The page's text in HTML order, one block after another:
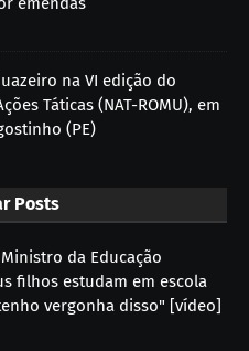
na VI edição do
Táticas (NAT-ROMU), em
(PE)
Posts
da Educação
filhos estudam em escola
vergonha disso" [vídeo]